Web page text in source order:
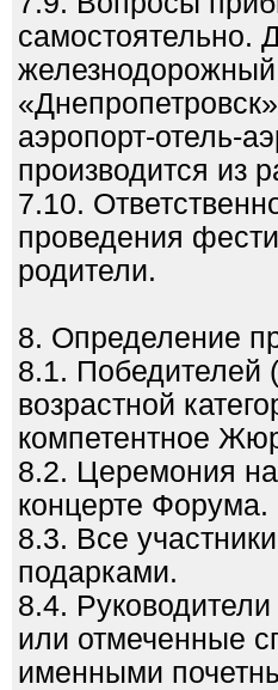
самостоятельно.
железнодорожный
аэропорт-отель-
производится из
7.10.
проведения
родители.
8. Определение
8.1. Победителей
возрастной
компетентное
8.2. Церемония
концерте Форума.
8.3. Все
подарками.
8.4.
или отмеченные
именными